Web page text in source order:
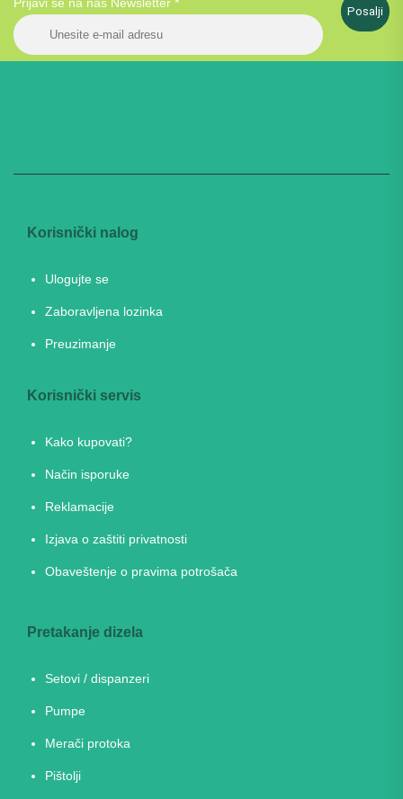
Posalji
Korisnički nalog
Ulogujte se
Zaboravljena lozinka
Preuzimanje
Korisnički servis
Kako kupovati?
Način isporuke
Reklamacije
Izjava o zaštiti privatnosti
Obaveštenje o pravima potrošača
Pretakanje dizela
Setovi / dispanzeri
Pumpe
Merači protoka
Pištolji